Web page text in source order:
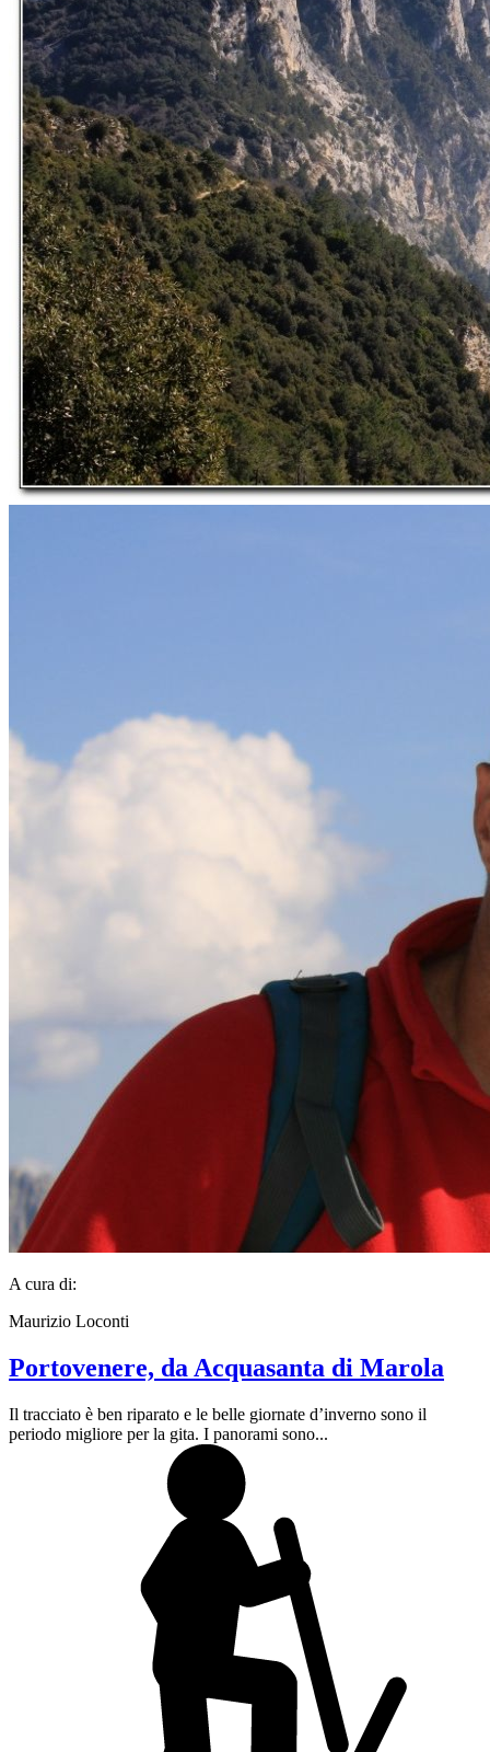
A cura di:
Maurizio Loconti
Portovenere, da Acquasanta di Marola
Il tracciato è ben riparato e le belle giornate d’inverno sono il
periodo migliore per la gita. I panorami sono...